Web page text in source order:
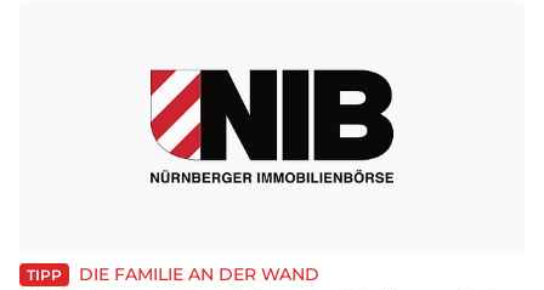
TIPP DIE FAMILIE AN DER WAND